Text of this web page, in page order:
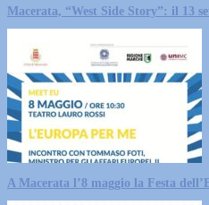
Macerata, “West Side Story”: il 13
A Macerata l’8 maggio la Festa